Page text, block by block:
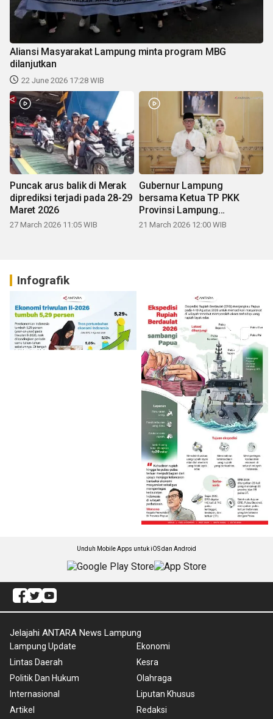
Aliansi Masyarakat Lampung minta program MBG
dilanjutkan
22 June 2026 17:28 WIB
Puncak arus balik di Merak
diprediksi terjadi pada 28-29
Maret 2026
27 March 2026 11:05 WIB
Gubernur Lampung
bersama Ketua TP PKK
Provinsi Lampung
mengucapkan Selamat Hari
21 March 2026 12:00 WIB
Infografik
Unduh Mobile Apps untuk iOS dan Android
Jelajahi ANTARA News Lampung
Lampung Update
Lintas Daerah
Politik Dan Hukum
Internasional
Artikel
Ekonomi
Kesra
Olahraga
Liputan Khusus
Redaksi